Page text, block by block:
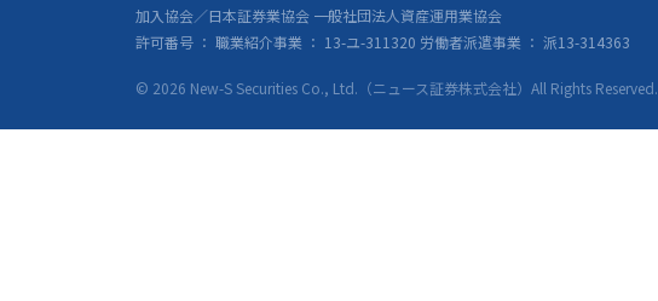
加入協会／日本証券業協会 一般社団法人資産運用業協会
許可番号 ： 職業紹介事業 ： 13-ユ-311320 労働者派遣事業 ： 派13-314363
© 2026 New-S Securities Co., Ltd.（ニュース証券株式会社）All Rights Reserved.